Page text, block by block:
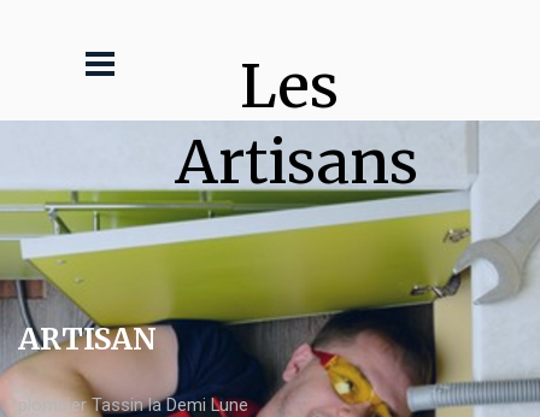
Les
Artisans
ARTISAN
plombier Tassin la Demi Lune